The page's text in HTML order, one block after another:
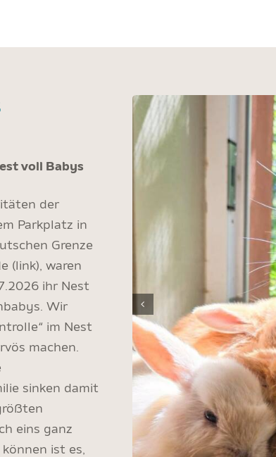
voll Babys
der
Parkplatz in
Grenze
(link), waren
ihr Nest
Wir
im Nest
machen.
sinken damit
eins ganz
ist es,